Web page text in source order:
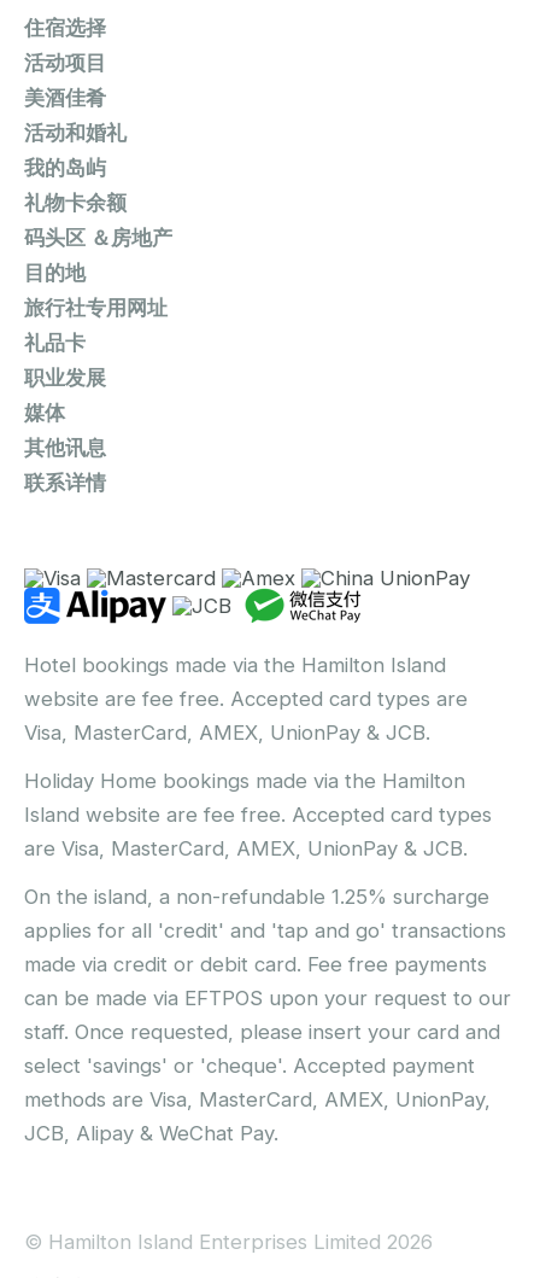
住宿选择
活动项目
美酒佳肴
活动和婚礼
我的岛屿
礼物卡余额
码头区 ＆房地产
目的地
旅行社专用网址
礼品卡
职业发展
媒体
其他讯息
联系详情
Hotel bookings made via the Hamilton Island
website are fee free. Accepted card types are
Visa, MasterCard, AMEX, UnionPay & JCB.
Holiday Home bookings made via the Hamilton
Island website are fee free. Accepted card types
are Visa, MasterCard, AMEX, UnionPay & JCB.
On the island, a non-refundable 1.25% surcharge
applies for all 'credit' and 'tap and go' transactions
made via credit or debit card. Fee free payments
can be made via EFTPOS upon your request to our
staff. Once requested, please insert your card and
select 'savings' or 'cheque'. Accepted payment
methods are Visa, MasterCard, AMEX, UnionPay,
JCB, Alipay & WeChat Pay.
© Hamilton Island Enterprises Limited 2026